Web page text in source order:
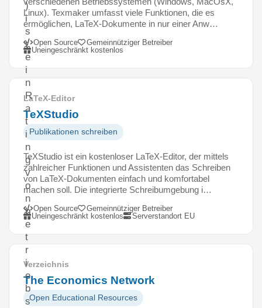
)
i
s
t
e
i
n
R
a
t
i
n
g
v
o
n
b
e
t
r
i
e
b
s
Linux). Texmaker umfasst viele Funktionen, die es
ermöglichen, LaTeX-Dokumente in nur einer Anw…
Open Source
Gemeinnütziger Betreiber
Uneingeschränkt kostenlos
LaTeX-Editor
TeXStudio
Publikationen schreiben
TeXStudio ist ein kostenloser LaTeX-Editor, der mittels
zahlreicher Funktionen und Assistenten das Schreiben
von LaTeX-Dokumenten einfach und komfortabel
machen soll. Die integrierte Schreibumgebung i…
Open Source
Gemeinnütziger Betreiber
Uneingeschränkt kostenlos
Serverstandort EU
Verzeichnis
The Economics Network
Open Educational Resources